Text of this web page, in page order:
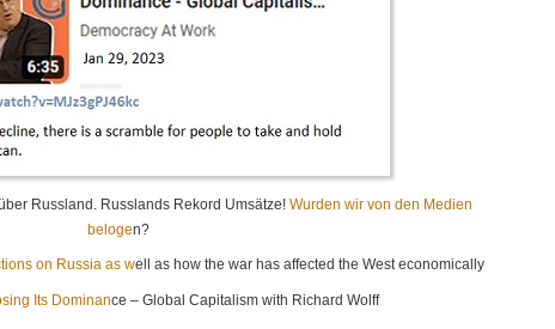
Russland. Russlands Rekord Umsätze! Wurden wir von den Medien
belogen?
on Russia as well as how the war has affected the West economically
Its Dominance – Global Capitalism with Richard Wolff